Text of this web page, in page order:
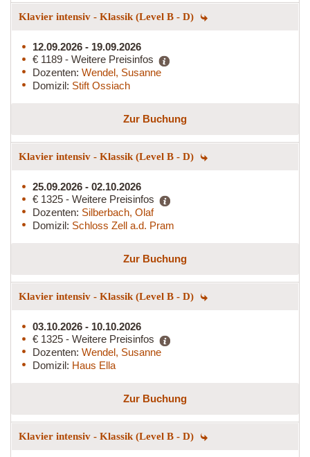
Klavier intensiv - Klassik (Level B - D)
12.09.2026 - 19.09.2026
€ 1189 - Weitere Preisinfos
Dozenten: Wendel, Susanne
Domizil: Stift Ossiach
Zur Buchung
Klavier intensiv - Klassik (Level B - D)
25.09.2026 - 02.10.2026
€ 1325 - Weitere Preisinfos
Dozenten: Silberbach, Olaf
Domizil: Schloss Zell a.d. Pram
Zur Buchung
Klavier intensiv - Klassik (Level B - D)
03.10.2026 - 10.10.2026
€ 1325 - Weitere Preisinfos
Dozenten: Wendel, Susanne
Domizil: Haus Ella
Zur Buchung
Klavier intensiv - Klassik (Level B - D)